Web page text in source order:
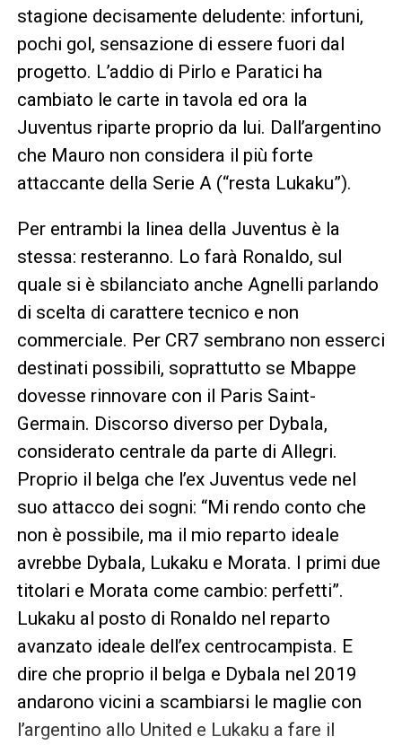
stagione decisamente deludente: infortuni,
pochi gol, sensazione di essere fuori dal
progetto. L’addio di Pirlo e Paratici ha
cambiato le carte in tavola ed ora la
Juventus riparte proprio da lui. Dall’argentino
che Mauro non considera il più forte
attaccante della Serie A (“resta Lukaku”).
Per entrambi la linea della Juventus è la
stessa: resteranno. Lo farà Ronaldo, sul
quale si è sbilanciato anche Agnelli parlando
di scelta di carattere tecnico e non
commerciale. Per CR7 sembrano non esserci
destinati possibili, soprattutto se Mbappe
dovesse rinnovare con il Paris Saint-
Germain. Discorso diverso per Dybala,
considerato centrale da parte di Allegri.
Proprio il belga che l’ex Juventus vede nel
suo attacco dei sogni: “Mi rendo conto che
non è possibile, ma il mio reparto ideale
avrebbe Dybala, Lukaku e Morata. I primi due
titolari e Morata come cambio: perfetti”.
Lukaku al posto di Ronaldo nel reparto
avanzato ideale dell’ex centrocampista. E
dire che proprio il belga e Dybala nel 2019
andarono vicini a scambiarsi le maglie con
l’argentino allo United e Lukaku a fare il